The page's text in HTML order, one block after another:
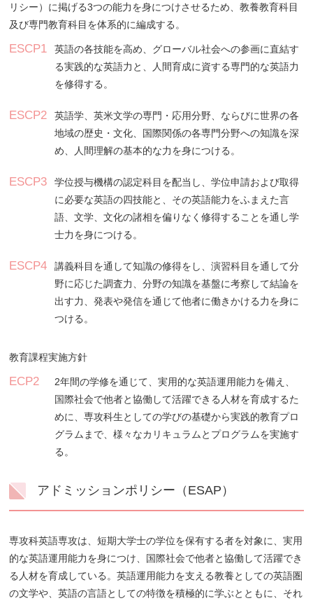
リシー）に掲げる3つの能力を身につけさせるため、教養教育科目
及び専門教育科目を体系的に編成する。
ESCP1
英語の各技能を高め、グローバル社会への参画に直結す
る実践的な英語力と、人間育成に資する専門的な英語力
を修得する。
ESCP2
英語学、英米文学の専門・応用分野、ならびに世界の各
地域の歴史・文化、国際関係の各専門分野への知識を深
め、人間理解の基本的な力を身につける。
ESCP3
学位授与機構の認定科目を配当し、学位申請および取得
に必要な英語の四技能と、その英語能力をふまえた言
語、文学、文化の諸相を偏りなく修得することを通し学
士力を身につける。
ESCP4
講義科目を通して知識の修得をし、演習科目を通して分
野に応じた調査力、分野の知識を基盤に考察して結論を
出す力、発表や発信を通じて他者に働きかける力を身に
つける。
教育課程実施方針
ECP2
2年間の学修を通じて、実用的な英語運用能力を備え、
国際社会で他者と協働して活躍できる人材を育成するた
めに、専攻科生としての学びの基礎から実践的教育プロ
グラムまで、様々なカリキュラムとプログラムを実施す
る。
アドミッションポリシー（ESAP）
専攻科英語専攻は、短期大学士の学位を保有する者を対象に、実用
的な英語運用能力を身につけ、国際社会で他者と協働して活躍でき
る人材を育成している。英語運用能力を支える教養としての英語圏
の文学や、英語の言語としての特徴を積極的に学ぶとともに、それ